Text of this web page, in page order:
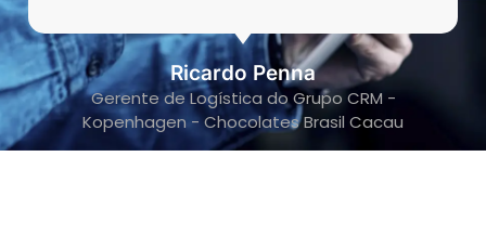
Ricardo Penna
Gerente de Logística do Grupo CRM -
Kopenhagen - Chocolates Brasil Cacau